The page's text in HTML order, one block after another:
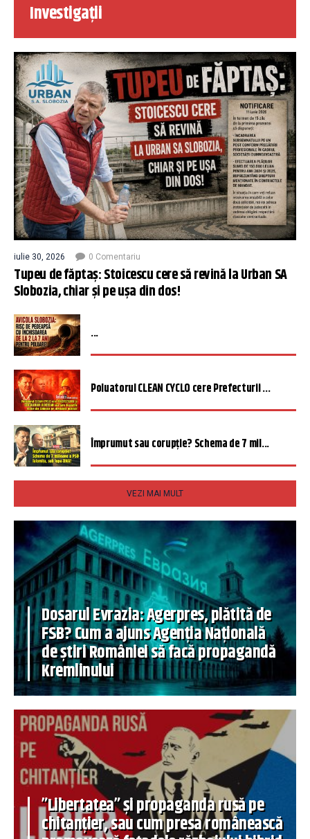
Investigații
iulie 30, 2026 0 Comentariu
Tupeu de făptaș: Stoicescu cere să revină la Urban SA
Slobozia, chiar și pe ușa din dos!
...
Poluatorul CLEAN CYCLO cere Prefecturii ...
Împrumut sau corupție? Schema de 7 mil...
VEZI MAI MULT
Dosarul Evrazia: Agerpres, plătită de
FSB? Cum a ajuns Agenția Națională
de știri României să facă propagandă
Kremlinului
”Libertatea” și propaganda rusă pe
chitanțier, sau cum presa românească